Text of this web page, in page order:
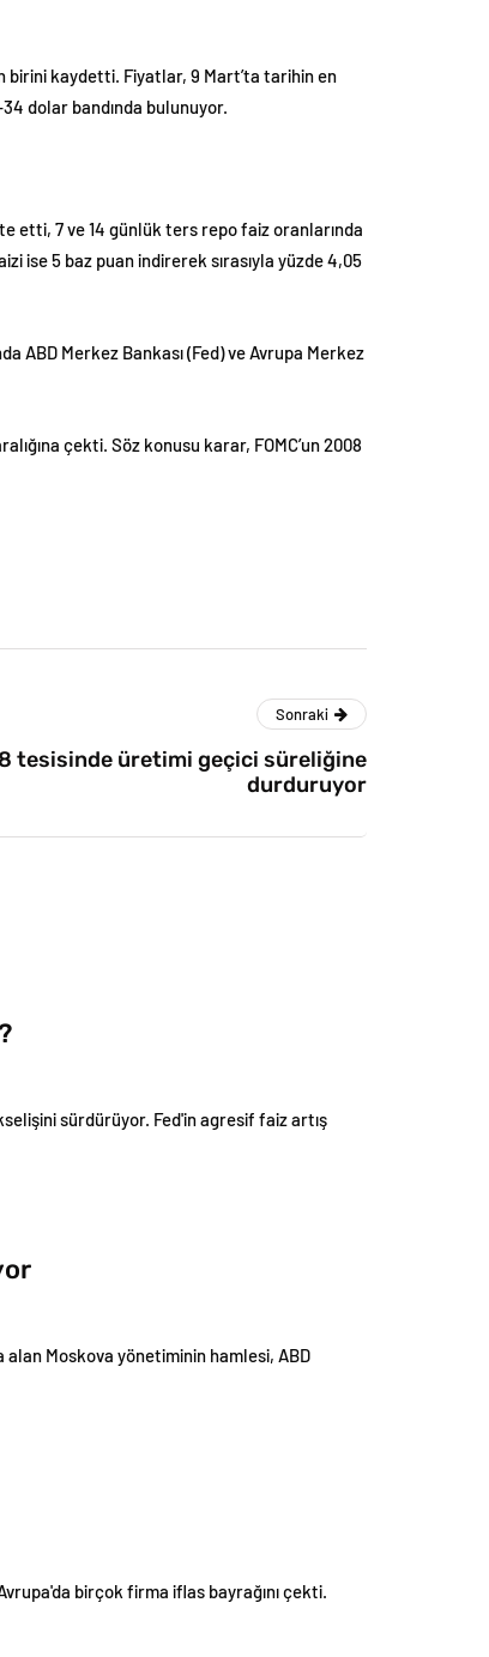
birini kaydetti. Fiyatlar, 9 Mart’ta tarihin en
dolar bandında bulunuyor.
etti, 7 ve 14 günlük ters repo faiz oranlarında
ise 5 baz puan indirerek sırasıyla yüzde 4,05
ABD Merkez Bankası (Fed) ve Avrupa Merkez
çekti. Söz konusu karar, FOMC’un 2008
Sonraki
tesisinde üretimi geçici süreliğine
durduruyor
sürdürüyor. Fed'in agresif faiz artış
alan Moskova yönetiminin hamlesi, ABD
birçok firma iflas bayrağını çekti.